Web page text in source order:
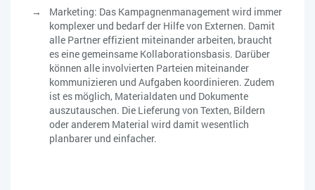
Marketing: Das Kampagnenmanagement wird immer
komplexer und bedarf der Hilfe von Externen. Damit
alle Partner effizient miteinander arbeiten, braucht
es eine gemeinsame Kollaborationsbasis. Darüber
können alle involvierten Parteien miteinander
kommunizieren und Aufgaben koordinieren. Zudem
ist es möglich, Materialdaten und Dokumente
auszutauschen. Die Lieferung von Texten, Bildern
oder anderem Material wird damit wesentlich
planbarer und einfacher.